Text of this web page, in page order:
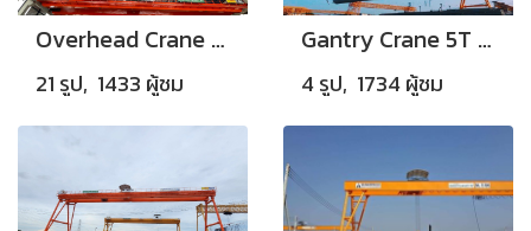
Overhead Crane Double Boxgirder Capacity 5 Tons
21 รูป, 1433 ผู้ชม
Gantry Crane 5T (SUD-3)
4 รูป, 1734 ผู้ชม